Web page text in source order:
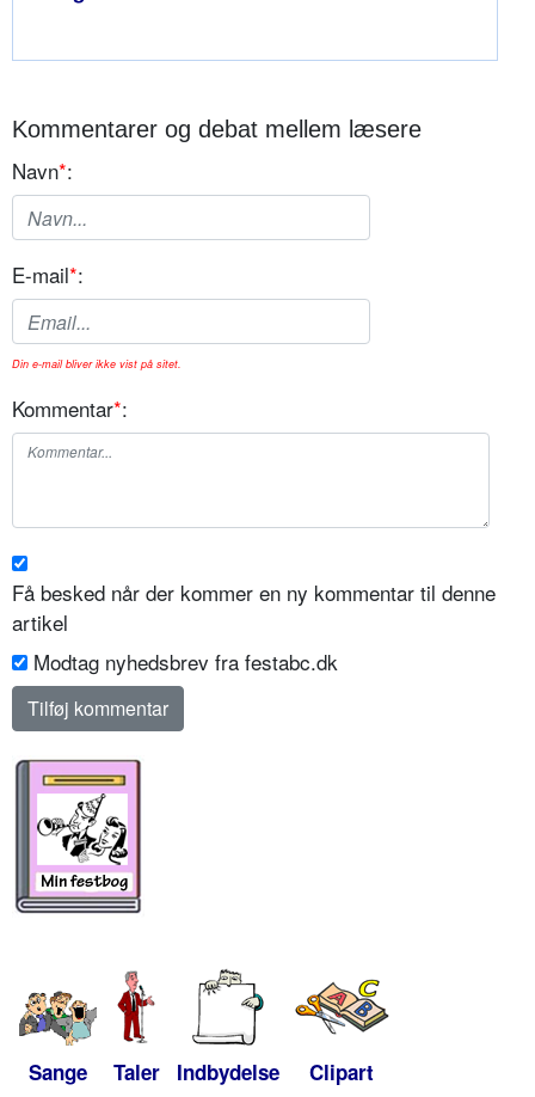
Kommentarer og debat mellem læsere
Navn*:
E-mail*:
Din e-mail bliver ikke vist på sitet.
Kommentar*:
Få besked når der kommer en ny kommentar til denne
artikel
Modtag nyhedsbrev fra festabc.dk
Sange Taler Indbydelse Clipart